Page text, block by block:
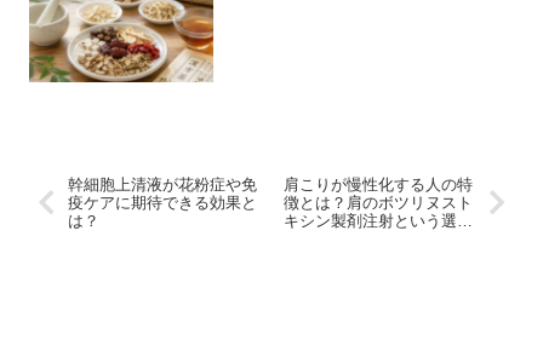
幹細胞上清液が花粉症や免
疫ケアに期待できる効果と
は？
肩こりが慢性化する人の特
徴とは？肩のボツリヌスト
キシン製剤注射という選択